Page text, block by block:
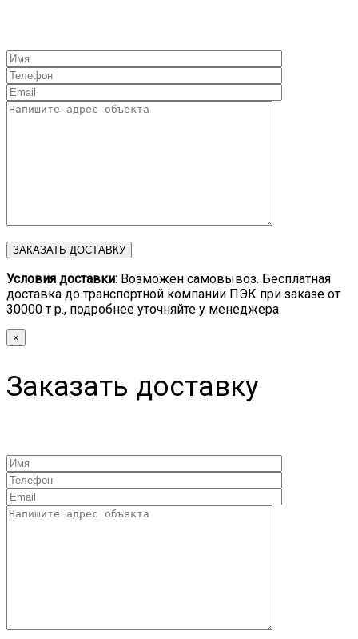
Условия доставки: Возможен самовывоз. Бесплатная
доставка до транспортной компании ПЭК при заказе от
30000 т р., подробнее уточняйте у менеджера.
×
Заказать доставку